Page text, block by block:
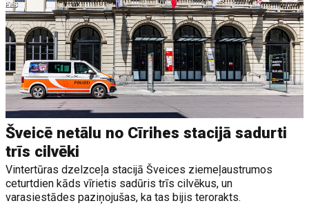
Šveicē netālu no Cīrihes stacijā sadurti
trīs cilvēki
Vintertūras dzelzceļa stacijā Šveices ziemeļaustrumos
ceturtdien kāds vīrietis sadūris trīs cilvēkus, un
varasiestādes paziņojušas, ka tas bijis terorakts.